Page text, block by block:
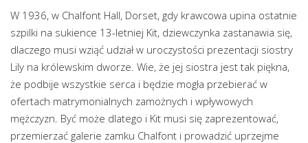
W 1936, w Chalfont Hall, Dorset, gdy krawcowa upina ostatnie
szpilki na sukience 13-letniej Kit, dziewczynka zastanawia się,
dlaczego musi wziąć udział w uroczystości prezentacji siostry
Lily na królewskim dworze. Wie, że jej siostra jest tak piękna,
że podbije wszystkie serca i będzie mogła przebierać w
ofertach matrymonialnych zamożnych i wpływowych
mężczyzn. Być może dlatego i Kit musi się zaprezentować,
przemierzać galerie zamku Chalfont i prowadzić uprzejme